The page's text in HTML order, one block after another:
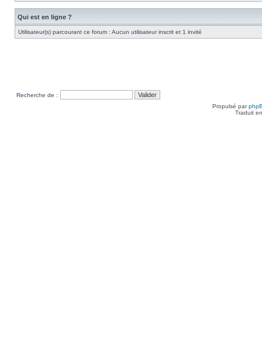
Qui est en ligne ?
Utilisateur(s) parcourant ce forum : Aucun utilisateur inscrit et 1 invité
Recherche de :
Propulsé par
Traduit